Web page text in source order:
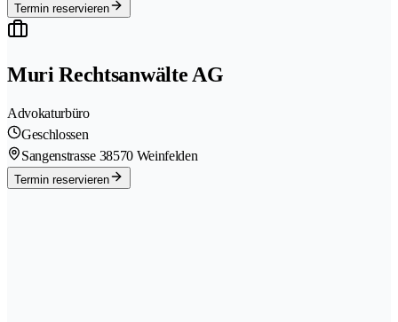
Termin reservieren
Muri Rechtsanwälte AG
Advokaturbüro
Geschlossen
Sangenstrasse 38570 Weinfelden
Termin reservieren